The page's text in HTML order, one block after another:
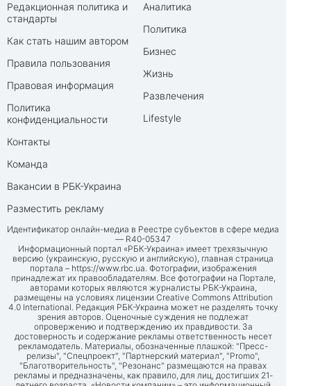
Редакционная политика и
стандарты
Как стать нашим автором
Правила пользования
Правовая информация
Политика
конфиденциальности
Контакты
Команда
Вакансии в РБК-Украина
Разместить рекламу
Аналитика
Политика
Бизнес
Жизнь
Развлечения
Lifestyle
Идентификатор онлайн-медиа в Реестре субъектов в сфере медиа
— R40-05347
Информационный портал «РБК-Украина» имеет трехязычную
версию (украинскую, русскую и английскую), главная страница
портала – https://www.rbc.ua. Фотографии, изображения
принадлежат их правообладателям. Все фотографии на Портале,
авторами которых являются журналисты РБК-Украина,
размещены на условиях лицензии Creative Commons Attribution
4.0 International. Редакция РБК-Украина может не разделять точку
зрения авторов. Оценочные суждения не подлежат
опровержению и подтверждению их правдивости. За
достоверность и содержание рекламы ответственность несет
рекламодатель. Материалы, обозначенные плашкой: "Пресс-
релизы", "Спецпроект", "Партнерский материал", "Promo",
"Благотворительность", "Резонанс" размещаются на правах
рекламы и предназначены, как правило, для лиц, достигших 21-